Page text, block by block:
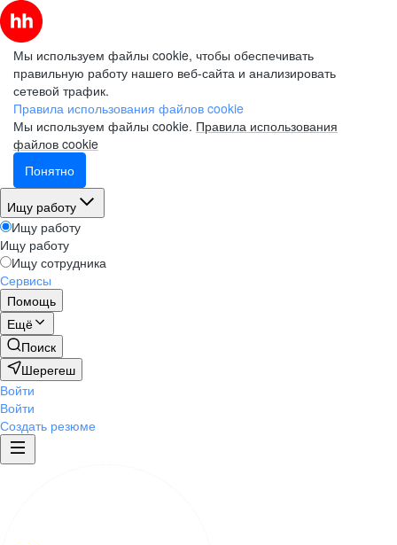
Мы используем файлы cookie, чтобы обеспечивать
правильную работу нашего веб-сайта и анализировать
сетевой трафик.
Правила использования файлов cookie
Мы используем файлы cookie. Правила использования
файлов cookie
Понятно
Ищу работу
Ищу работу
Ищу работу
Ищу сотрудника
Сервисы
Помощь
Ещё
Поиск
Шерегеш
Войти
Войти
Создать резюме